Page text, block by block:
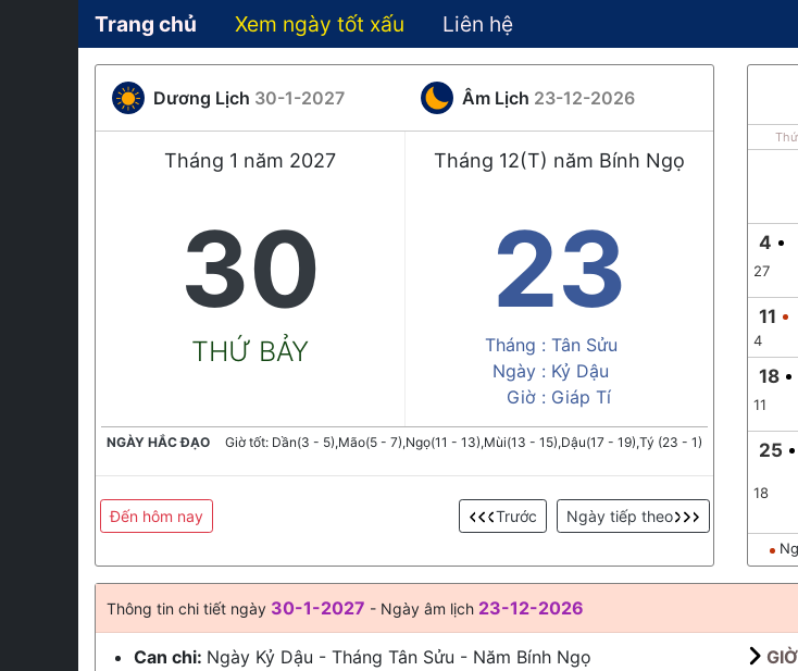
Trang chủ Xem ngày tốt xấu Liên hệ
Dương Lịch 30-1-2027 Âm Lịch 23-12-2026
Tháng 1 năm 2027 Tháng 12(T) năm Bính Ngọ
30
THỨ BẢY
23
Tháng : Tân Sửu
Ngày : Kỷ Dậu
Giờ : Giáp Tí
NGÀY HẮC ĐẠO Giờ tốt: Dần(3 - 5),Mão(5 - 7),Ngọ(11 - 13),Mùi(13 - 15),Dậu(17 - 19),Tý (23 - 1)
Đến hôm nay Ngày tiếp theo
Trước
4
27
11
4
18
11
25
18
Thông tin chi tiết ngày 30-1-2027 - Ngày âm lịch 23-12-2026
Can chi: Ngày Kỷ Dậu - Tháng Tân Sửu - Năm Bính Ngọ